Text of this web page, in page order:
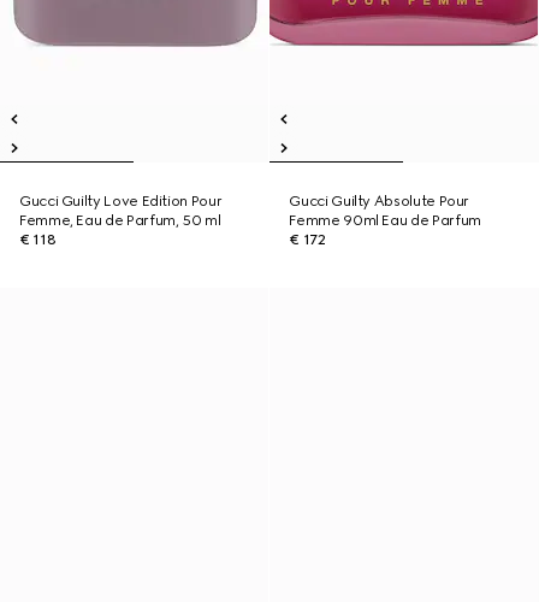
Gucci Guilty Love Edition Pour
Femme, Eau de Parfum, 50 ml
€ 118
Gucci Guilty Absolute Pour
Femme 90ml Eau de Parfum
€ 172